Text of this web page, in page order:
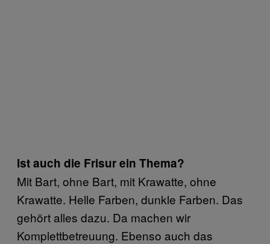
Ist auch die Frisur ein Thema?
Mit Bart, ohne Bart, mit Krawatte, ohne
Krawatte. Helle Farben, dunkle Farben. Das
gehört alles dazu. Da machen wir
Komplettbetreuung. Ebenso auch das